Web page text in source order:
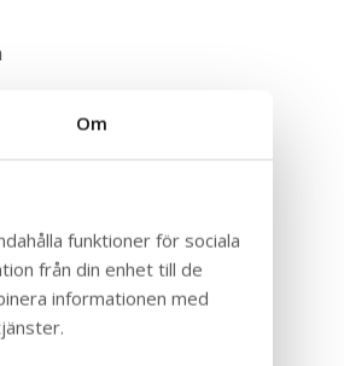
Om
funktioner för sociala
från din enhet till de
informationen med